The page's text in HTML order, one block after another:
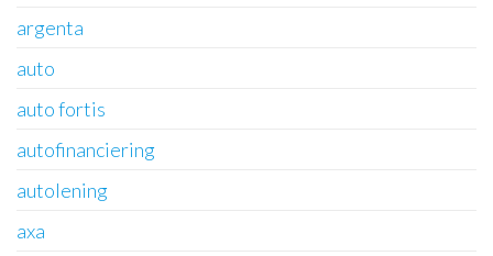
argenta
auto
auto fortis
autofinanciering
autolening
axa